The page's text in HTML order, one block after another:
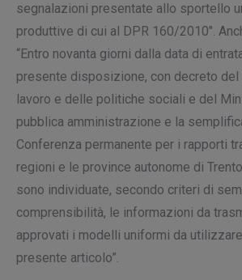
segnalazioni presentate allo sportello
produttive di cui al DPR 160/2010″.
“Entro novanta giorni dalla data di
presente disposizione, con decreto
lavoro e delle politiche sociali e del
pubblica amministrazione e la
Conferenza permanente per i rapporti
regioni e le province autonome di
sono individuate, secondo criteri di
comprensibilità, le informazioni da
approvati i modelli uniformi da
presente articolo”.